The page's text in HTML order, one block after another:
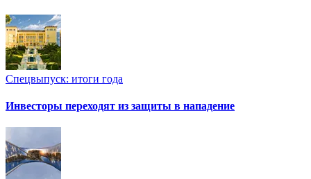
Спецвыпуск: итоги года
Инвесторы переходят из защиты в нападение